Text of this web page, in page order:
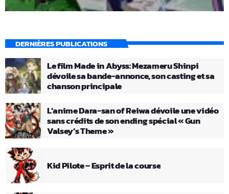
DERNIÈRES PUBLICATIONS
Le film Made in Abyss: Mezameru Shinpi
dévoile sa bande-annonce, son casting et sa
chanson principale
L’anime Dara-san of Reiwa dévoile une vidéo
sans crédits de son ending spécial « Gun
Valsey’s Theme »
Kid Pilote – Esprit de la course